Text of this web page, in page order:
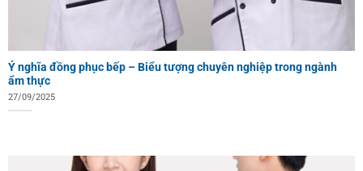
Ý nghĩa đồng phục bếp – Biểu tượng chuyên nghiệp trong ngành
ẩm thực
27/09/2025